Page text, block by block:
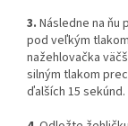
3. Následne na
pod veľkým
nažehlovačka
silným tlakom
ďalších 15 sekúnd.